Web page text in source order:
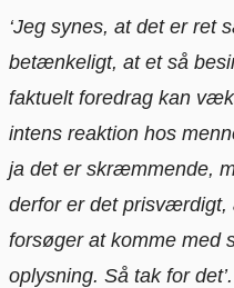
‘Jeg synes, at det er ret
betænkeligt, at et så
faktuelt foredrag kan
intens reaktion hos
ja det er skræmmende,
derfor er det prisværdigt,
forsøger at komme med
oplysning. Så tak for det’.